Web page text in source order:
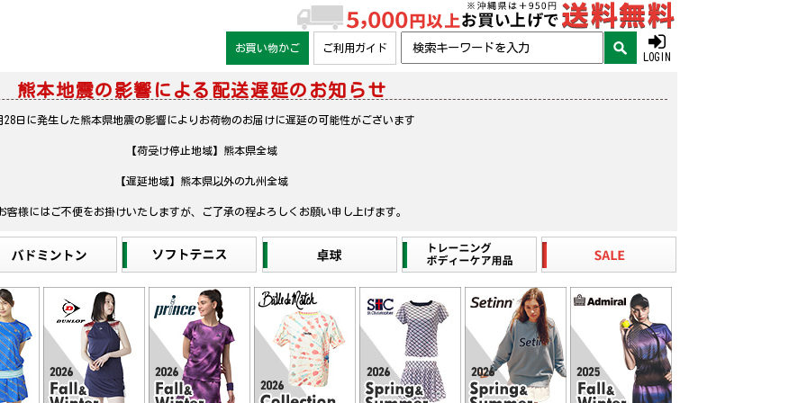
お買い物かご
ご利用ガイド
LOGIN
熊本地震の影響による配送遅延のお知らせ
28日に発生した熊本県地震の影響によりお荷物のお届けに遅延の可能性がございます
【荷受け停止地域】熊本県全域
【遅延地域】熊本県以外の九州全域
客様にはご不便をお掛けいたしますが、ご了承の程よろしくお願い申し上げます。